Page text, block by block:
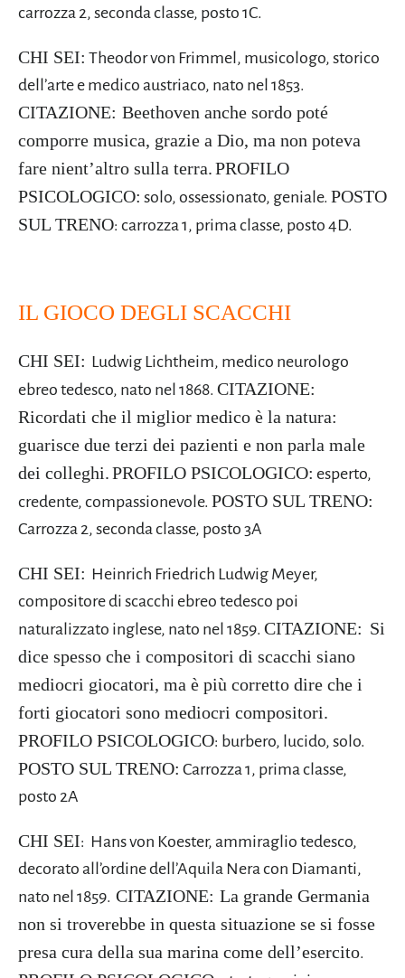
carrozza 2, seconda classe, posto 1C.
CHI SEI: Theodor von Frimmel, musicologo, storico
dell’arte e medico austriaco, nato nel 1853.
CITAZIONE: Beethoven anche sordo poté
comporre musica, grazie a Dio, ma non poteva
fare nient’altro sulla terra.PROFILO
PSICOLOGICO: solo, ossessionato, geniale. POSTO
SUL TRENO: carrozza 1, prima classe, posto 4D.
IL GIOCO DEGLI SCACCHI
CHI SEI: Ludwig Lichtheim, medico neurologo
ebreo tedesco, nato nel 1868. CITAZIONE:
Ricordati che il miglior medico è la natura:
guarisce due terzi dei pazienti e non parla male
dei colleghi.PROFILO PSICOLOGICO: esperto,
credente, compassionevole. POSTO SUL TRENO:
Carrozza 2, seconda classe, posto 3A
CHI SEI: Heinrich Friedrich Ludwig Meyer,
compositore di scacchi ebreo tedesco poi
naturalizzato inglese, nato nel 1859. CITAZIONE: Si
dice spesso che i compositori di scacchi siano
mediocri giocatori, ma è più corretto dire che i
forti giocatori sono mediocri compositori.
PROFILO PSICOLOGICO: burbero, lucido, solo.
POSTO SUL TRENO: Carrozza 1, prima classe,
posto 2A
CHI SEI: Hans von Koester, ammiraglio tedesco,
decorato all’ordine dell’Aquila Nera con Diamanti,
nato nel 1859. CITAZIONE: La grande Germania
non si troverebbe in questa situazione se si fosse
presa cura della sua marina come dell’esercito.